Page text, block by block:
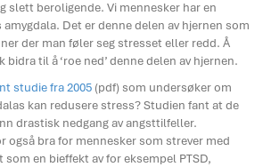
slett beroligende. Vi mennesker har en
Det er denne delen av hjernen som
der man føler seg stresset eller redd. Å
bidra til å ‘roe ned’ denne delen av hjernen.
studie fra 2005 (pdf) som undersøker om
kan redusere stress? Studien fant at de
drastisk nedgang av angsttilfeller.
også bra for mennesker som strever med
en bieffekt av for eksempel PTSD,